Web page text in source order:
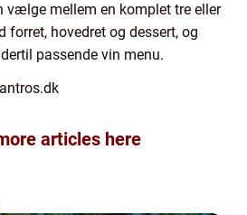
vælge mellem en komplet tre eller
forret, hovedret og dessert, og
passende vin menu.
articles here